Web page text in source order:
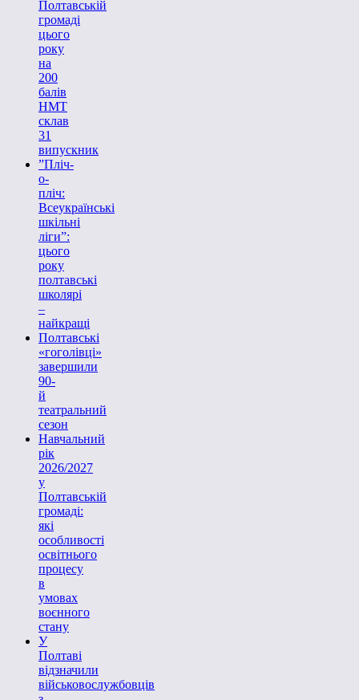
Полтавській
громаді
цього
року
на
200
балів
НМТ
склав
31
випускник
”Пліч-
о-
пліч:
Всеукраїнські
шкільні
ліги”:
цього
року
полтавські
школярі
–
найкращі
Полтавські
«гоголівці»
завершили
90-
й
театральний
сезон
Навчальний
рік
2026/2027
у
Полтавській
громаді:
які
особливості
освітнього
процесу
в
умовах
воєнного
стану
У
Полтаві
відзначили
військовослужбовців